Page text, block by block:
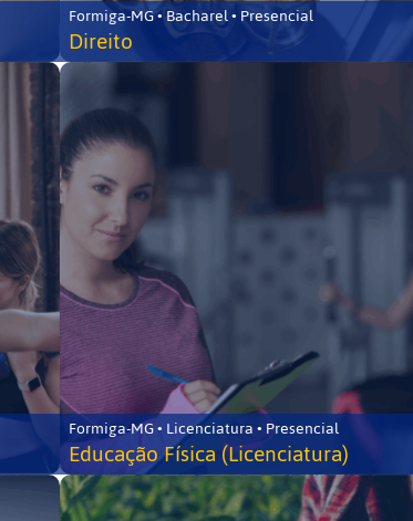
Formiga-MG • Bacharel • Presencial
Direito
Formiga-MG • Licenciatura • Presencial
Educação Física (Licenciatura)